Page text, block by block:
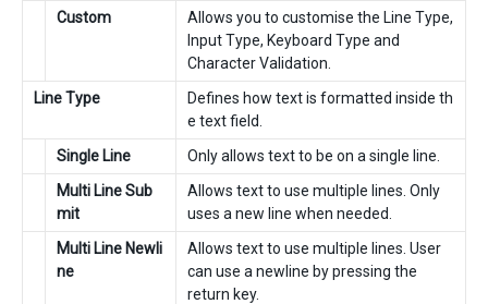
Custom
Allows you to customise the Line Type,
Input Type, Keyboard Type and
Character Validation.
Line Type
Defines how text is formatted inside th
e text field.
Single Line
Only allows text to be on a single line.
Multi Line Sub
mit
Allows text to use multiple lines. Only
uses a new line when needed.
Multi Line Newli
ne
Allows text to use multiple lines. User
can use a newline by pressing the
return key.